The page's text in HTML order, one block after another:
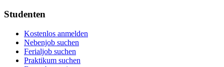
Studenten
Kostenlos anmelden
Nebenjob suchen
Ferialjob suchen
Praktikum suchen